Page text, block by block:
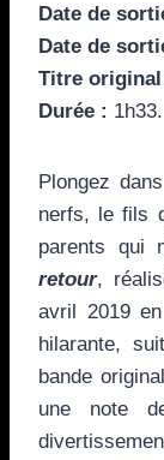
Date de
Date de
Titre original
Durée : 1h33.
Plongez
nerfs, le fils
parents qui
retour,
avril 2019
hilarante,
bande
une note